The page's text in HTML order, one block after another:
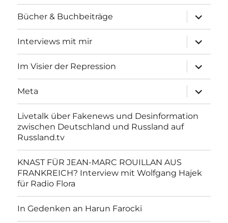
Bücher & Buchbeiträge
anzeigen
Interviews mit mir
anzeigen
Im Visier der Repression
anzeigen
Meta
anzeigen
Livetalk über Fakenews und Desinformation
zwischen Deutschland und Russland auf
Russland.tv
KNAST FÜR JEAN-MARC ROUILLAN AUS
FRANKREICH? Interview mit Wolfgang Hajek
für Radio Flora
In Gedenken an Harun Farocki